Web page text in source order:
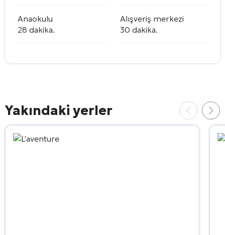
Anaokulu
28 dakika.
Alışveriş merkezi
30 dakika.
Yakındaki yerler